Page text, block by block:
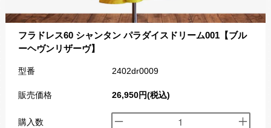
フラドレス60 シャンタン パラダイスドリーム001【ブル
ーヘヴンリザーヴ】
型番 2402dr0009
販売価格 26,950円(税込)
購入数